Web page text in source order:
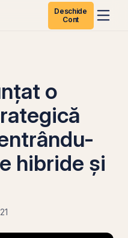
Deschide
Cont
o
hibride și